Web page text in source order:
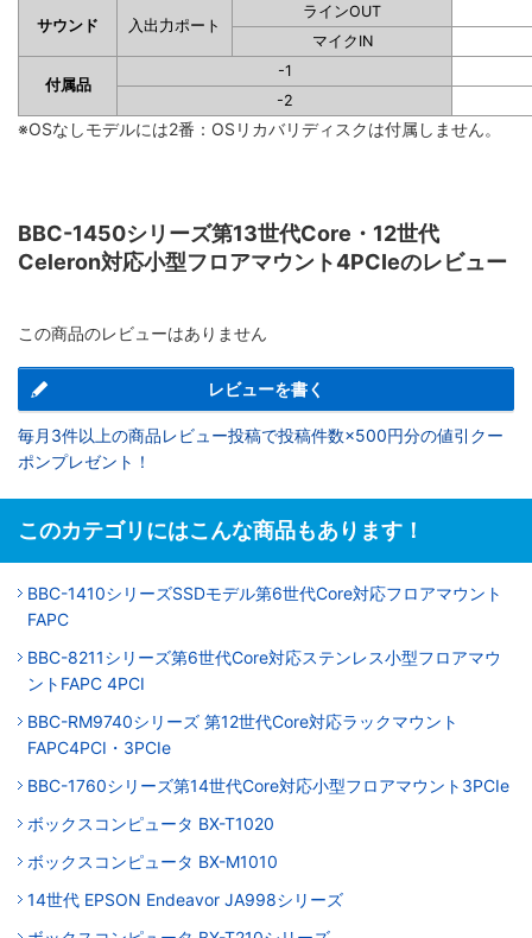
サウンド 入出力ポート
ラインOUT
マイクIN
付属品
-1
-2
※OSなしモデルには2番：OSリカバリディスクは付属しません。
BBC-1450シリーズ第13世代Core・12世代
Celeron対応小型フロアマウント4PCIeのレビュー
この商品のレビューはありません
レビューを書く
毎月3件以上の商品レビュー投稿で投稿件数×500円分の値引クー
ポンプレゼント！
このカテゴリにはこんな商品もあります！
BBC-1410シリーズSSDモデル第6世代Core対応フロアマウント
FAPC
BBC-8211シリーズ第6世代Core対応ステンレス小型フロアマウ
ントFAPC 4PCI
BBC-RM9740シリーズ 第12世代Core対応ラックマウント
FAPC4PCI・3PCIe
BBC-1760シリーズ第14世代Core対応小型フロアマウント3PCIe
ボックスコンピュータ BX-T1020
ボックスコンピュータ BX-M1010
14世代 EPSON Endeavor JA998シリーズ